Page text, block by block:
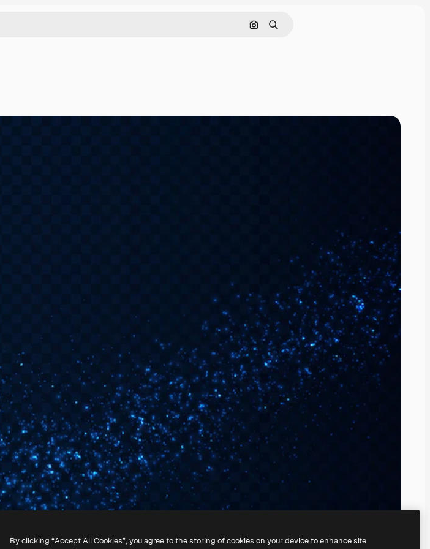
Buscar por imagen
Buscar
By clicking “Accept All Cookies”, you agree to the storing of cookies on your device to enhance site